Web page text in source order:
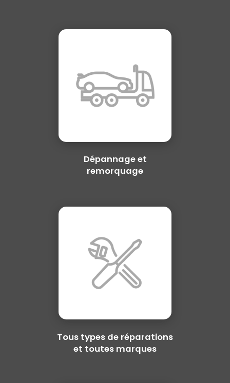
Dépannage et
remorquage
Tous types de réparations
et toutes marques